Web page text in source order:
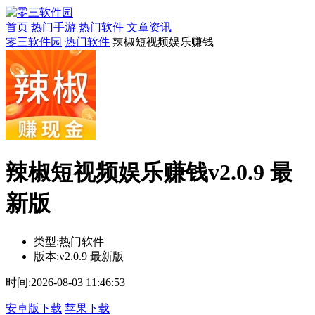
首页 热门手游 热门软件 文章资讯
零三软件园 热门软件 辣椒短视频娱乐赚钱
辣椒短视频娱乐赚钱v2.0.9 最
新版
类型:热门软件
版本:v2.0.9 最新版
时间:2026-08-03 11:46:53
安卓版下载 苹果下载